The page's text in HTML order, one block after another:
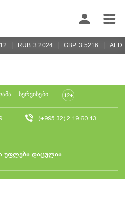
RUB 3.2024 GBP 3.5216 AED
სერვისები
(+995 32) 2 19 60 13
უფლება დაცულია